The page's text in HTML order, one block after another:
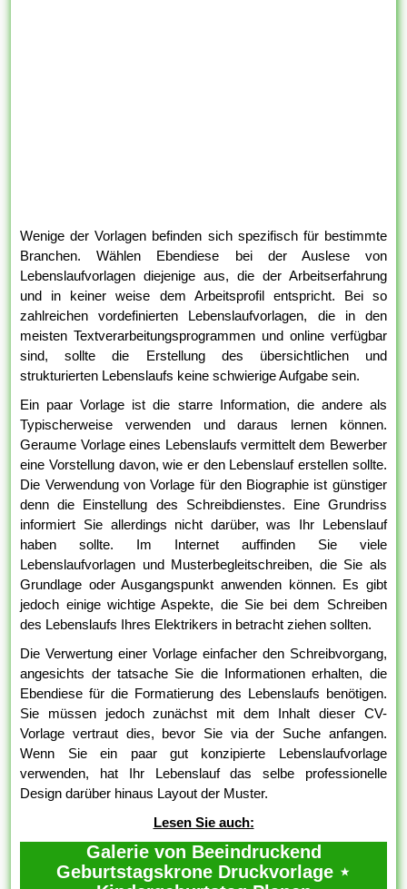
Wenige der Vorlagen befinden sich spezifisch für bestimmte
Branchen. Wählen Ebendiese bei der Auslese von
Lebenslaufvorlagen diejenige aus, die der Arbeitserfahrung
und in keiner weise dem Arbeitsprofil entspricht. Bei so
zahlreichen vordefinierten Lebenslaufvorlagen, die in den
meisten Textverarbeitungsprogrammen und online verfügbar
sind, sollte die Erstellung des übersichtlichen und
strukturierten Lebenslaufs keine schwierige Aufgabe sein.
Ein paar Vorlage ist die starre Information, die andere als
Typischerweise verwenden und daraus lernen können.
Geraume Vorlage eines Lebenslaufs vermittelt dem Bewerber
eine Vorstellung davon, wie er den Lebenslauf erstellen sollte.
Die Verwendung von Vorlage für den Biographie ist günstiger
denn die Einstellung des Schreibdienstes. Eine Grundriss
informiert Sie allerdings nicht darüber, was Ihr Lebenslauf
haben sollte. Im Internet auffinden Sie viele
Lebenslaufvorlagen und Musterbegleitschreiben, die Sie als
Grundlage oder Ausgangspunkt anwenden können. Es gibt
jedoch einige wichtige Aspekte, die Sie bei dem Schreiben
des Lebenslaufs Ihres Elektrikers in betracht ziehen sollten.
Die Verwertung einer Vorlage einfacher den Schreibvorgang,
angesichts der tatsache Sie die Informationen erhalten, die
Ebendiese für die Formatierung des Lebenslaufs benötigen.
Sie müssen jedoch zunächst mit dem Inhalt dieser CV-
Vorlage vertraut dies, bevor Sie via der Suche anfangen.
Wenn Sie ein paar gut konzipierte Lebenslaufvorlage
verwenden, hat Ihr Lebenslauf das selbe professionelle
Design darüber hinaus Layout der Muster.
Lesen Sie auch:
Galerie von Beeindruckend
Geburtstagskrone Druckvorlage ⋆